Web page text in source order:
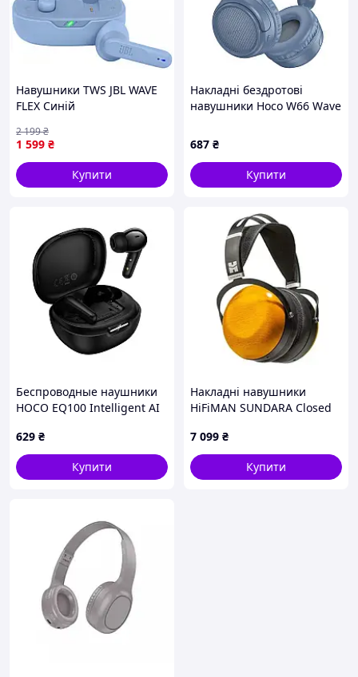
Навушники TWS JBL WAVE
FLEX Синій
1 599 ₴
2 199₴
Купити
Накладні бездротові
навушники Hoco W66 Wave
687 ₴
Купити
Беспроводные наушники
HOCO EQ100 Intelligent AI
629 ₴
Купити
Накладні навушники
HiFiMAN SUNDARA Closed
7 099 ₴
Купити